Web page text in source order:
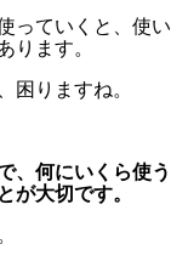
っていくと、使い
ります。
困りますね。
、何にいくら使う
が大切です。